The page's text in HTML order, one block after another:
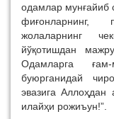
одамлар мунғайиб
фиғонларнинг,
жолаларнинг
йўқотишдан
Одамларга
буюрганидай
эвазига
илайҳи рожиъун!”.